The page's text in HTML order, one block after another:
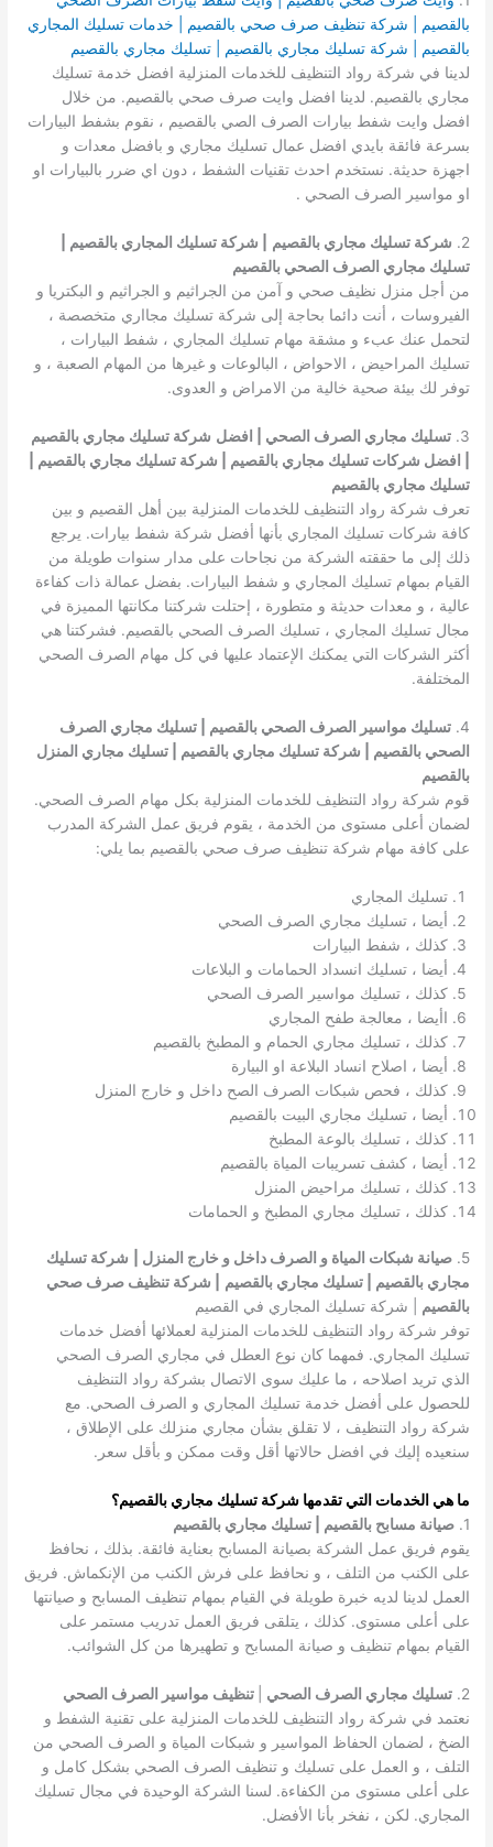
بالقصيم | شركة تنظيف صرف صحي بالقصيم | خدمات تسليك المجاري
بالقصيم | شركة تسليك مجاري بالقصيم | تسليك مجاري بالقصيم
لدينا في شركة رواد التنظيف للخدمات المنزلية افضل خدمة تسليك
مجاري بالقصيم. لدينا افضل وايت صرف صحي بالقصيم. من خلال
افضل وايت شفط بيارات الصرف الصي بالقصيم ، نقوم بشفط البيارات
بسرعة فائقة بايدي افضل عمال تسليك مجاري و بافضل معدات و
اجهزة حديثة. نستخدم احدث تقنيات الشفط ، دون اي ضرر بالبيارات او
او مواسير الصرف الصحي .
2. شركة تسليك مجاري بالقصيم
| شركة تسليك المجاري بالقصيم |
تسليك مجاري الصرف الصحي بالقصيم
من أجل منزل نظيف صحي و آمن من الجراثيم و الجراثيم و البكتريا و
الفيروسات ، أنت دائما بحاجة إلى شركة تسليك مجااري متخصصة ،
لتحمل عنك عبء و مشقة مهام تسليك المجاري ، شفط البيارات ،
تسليك المراحيض ، الاحواض ، البالوعات و غيرها من المهام الصعبة ، و
توفر لك بيئة صحية خالية من الامراض و العدوى.
3. تسليك مجاري الصرف الصحي | افضل شركة تسليك مجاري بالقصيم
| افضل شركات تسليك مجاري بالقصيم | شركة تسليك مجاري بالقصيم |
تسليك مجاري بالقصيم
تعرف شركة رواد التنظيف للخدمات المنزلية بين أهل القصيم و بين
كافة شركات تسليك المجاري بأنها أفضل شركة شفط بيارات. يرجع
ذلك إلى ما حققته الشركة من نجاحات على مدار سنوات طويلة من
القيام بمهام تسليك المجاري و شفط البيارات. بفضل عمالة ذات كفاءة
عالية ، و معدات حديثة و متطورة ، إحتلت شركتنا مكانتها المميزة في
مجال تسليك المجاري ، تسليك الصرف الصحي بالقصيم. فشركتنا هي
أكثر الشركات التي يمكنك الإعتماد عليها في كل مهام الصرف الصحي
المختلفة.
4. تسليك مواسير الصرف الصحي بالقصيم | تسليك مجاري الصرف
الصحي بالقصيم | شركة تسليك مجاري بالقصيم | تسليك مجاري المنزل
بالقصيم
قوم شركة رواد التنظيف للخدمات المنزلية بكل مهام الصرف الصحي.
لضمان أعلى مستوى من الخدمة ، يقوم فريق عمل الشركة المدرب
على كافة مهام شركة تنظيف صرف صحي بالقصيم بما يلي:
تسليك المجاري
أيضا ، تسليك مجاري الصرف الصحي
كذلك ، شفط البيارات
أيضا ، تسليك انسداد الحمامات و البلاعات
كذلك ، تسليك مواسير الصرف الصحي
اأيضا ، معالجة طفح المجاري
كذلك ، تسليك مجاري الحمام و المطبخ بالقصيم
أيضا ، اصلاح انساد البلاعة او البيارة
كذلك ، فحص شبكات الصرف الصح داخل و خارج المنزل
أيضا ، تسليك مجاري البيت بالقصيم
كذلك ، تسليك بالوعة المطبخ
أيضا ، كشف تسريبات المياة بالقصيم
كذلك ، تسليك مراحيض المنزل
كذلك ، تسليك مجاري المطبخ و الحمامات
5. صيانة شبكات المياة و الصرف داخل و خارج المنزل |
شركة تسليك
مجاري بالقصيم | تسليك مجاري بالقصيم
| شركة تنظيف صرف صحي
بالقصيم | شركة تسليك المجاري في القصيم
توفر شركة رواد التنظيف للخدمات المنزلية لعملائها أفضل خدمات
تسليك المجاري. فمهما كان نوع العطل في مجاري الصرف الصحي
الذي تريد اصلاحه ، ما عليك سوى الاتصال بشركة رواد التنظيف
للحصول على أفضل خدمة تسليك المجاري و الصرف الصحي. مع
شركة رواد التنظيف ، لا تقلق بشأن مجاري منزلك على الإطلاق ،
سنعيده إليك في افضل حالاتها أقل وقت ممكن و بأقل سعر.
ما هي الخدمات التي تقدمها شركة تسليك مجاري بالقصيم؟
1. صيانة مسابح بالقصيم | تسليك مجاري بالقصيم
يقوم فريق عمل الشركة بصيانة المسابح بعناية فائقة. بذلك ، نحافظ
على الكنب من التلف ، و نحافظ على فرش الكنب من الإنكماش. فريق
العمل لدينا لديه خبرة طويلة في القيام بمهام تنظيف المسابح و صيانتها
على أعلى مستوى. كذلك ، يتلقى فريق العمل تدريب مستمر على
القيام بمهام تنظيف و صيانة المسابح و تطهيرها من كل الشوائب.
2. تسليك مجاري الصرف الصحي
تنظيف مواسير الصرف الصحي
نعتمد في شركة رواد التنظيف للخدمات المنزلية على تقنية الشفط و
الضخ ، لضمان الحفاظ المواسير و شبكات المياة و الصرف الصحي من
التلف ، و العمل على تسليك و تنظيف الصرف الصحي بشكل كامل و
على أعلى مستوى من الكفاءة. لسنا الشركة الوحيدة في مجال تسليك
المجاري. لكن ، نفخر بأنا الأفضل.